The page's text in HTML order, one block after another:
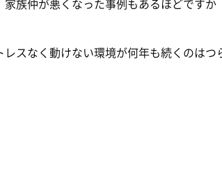
族仲が悪くなった事例もあるほどですか
スなく動けない環境が何年も続くのはつ